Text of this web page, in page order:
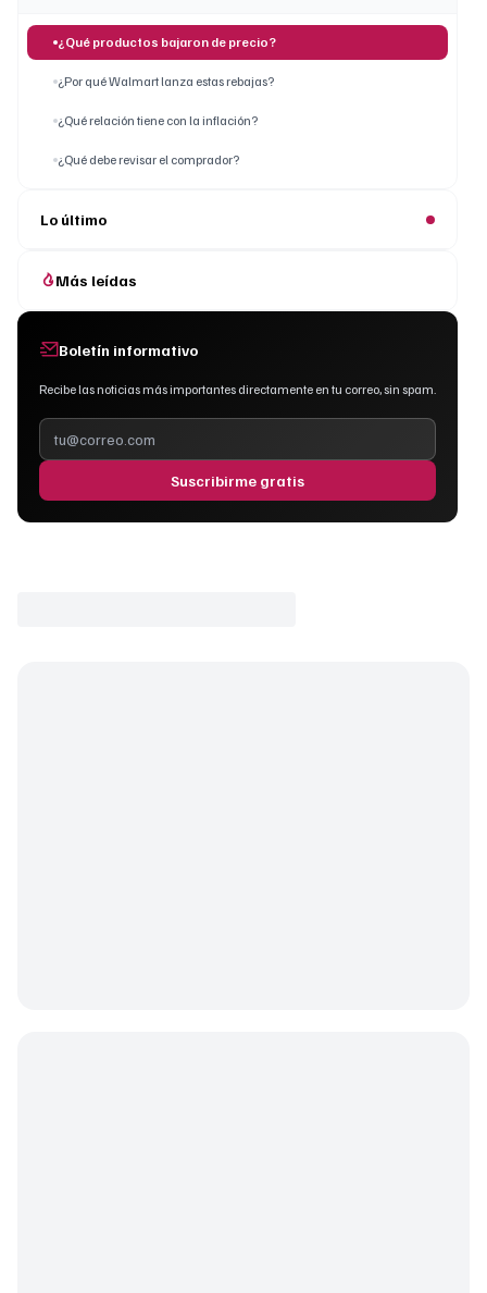
¿Qué productos bajaron de precio?
¿Por qué Walmart lanza estas rebajas?
¿Qué relación tiene con la inflación?
¿Qué debe revisar el comprador?
Lo último
Más leídas
Boletín informativo
Recibe las noticias más importantes directamente en tu correo, sin spam.
Suscribirme gratis